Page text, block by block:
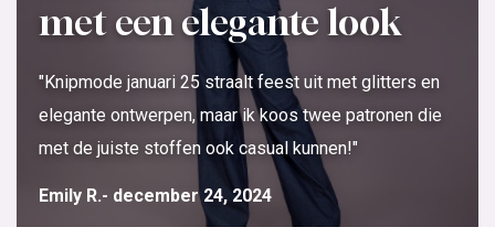
met een elegante look
"Knipmode januari 25 straalt feest uit met glitters en
elegante ontwerpen, maar ik koos twee patronen die
met de juiste stoffen ook casual kunnen!"
Emily R. december 24, 2024